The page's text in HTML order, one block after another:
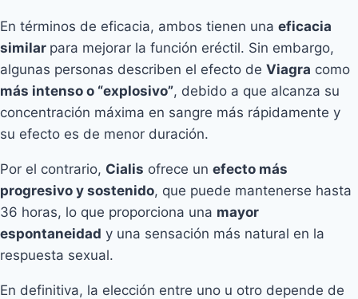
En términos de eficacia, ambos tienen una eficacia
similar para mejorar la función eréctil. Sin embargo,
algunas personas describen el efecto de Viagra como
más intenso o “explosivo”, debido a que alcanza su
concentración máxima en sangre más rápidamente y
su efecto es de menor duración.
Por el contrario, Cialis ofrece un efecto más
progresivo y sostenido, que puede mantenerse hasta
36 horas, lo que proporciona una mayor
espontaneidad y una sensación más natural en la
respuesta sexual.
En definitiva, la elección entre uno u otro depende de